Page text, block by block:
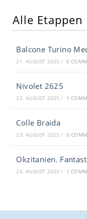
Alle Etappen
Balcone Turino
21. AUGUST 2025 / 0
Nivolet 2625
22. AUGUST 2025 / 1
Colle Braida
23. AUGUST 2025 / 0
Okzitanien.
24. AUGUST 2025 / 1